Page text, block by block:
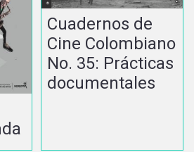
Cuadernos de
Cine Colombiano
No. 35: Prácticas
documentales